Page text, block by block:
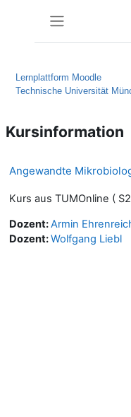
Lernplattform Moodle
Technische Universität
Kursinformation
Angewandte
Kurs aus TUMOnline (
Dozent:Armin
Dozent:Wolfgang Liebl